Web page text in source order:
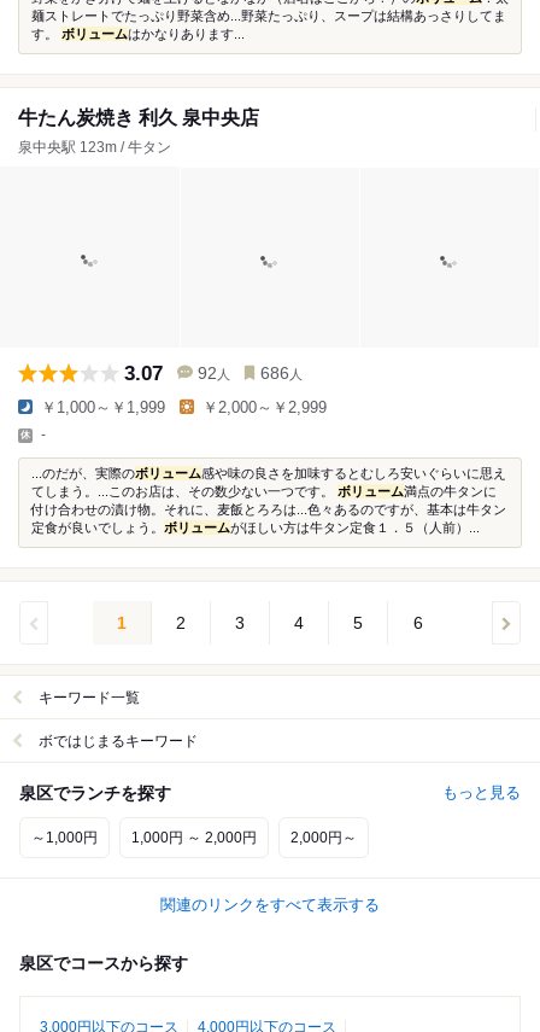
麺ストレートでたっぷり野菜含め...野菜たっぷり、スープは結構あっさりしてま
す。 ボリュームはかなりあります...
牛たん炭焼き 利久 泉中央店
泉中央駅 123m / 牛タン
3.07 92 人 686 人
￥1,000～￥1,999 ￥2,000～￥2,999
-
...のだが、実際のボリューム感や味の良さを加味するとむしろ安いぐらいに思え
てしまう。...このお店は、その数少ない一つです。 ボリューム満点の牛タンに
付け合わせの漬け物。それに、麦飯とろろは...色々あるのですが、基本は牛タン
定食が良いでしょう。 ボリュームがほしい方は牛タン定食１．５（人前）...
1 2 3 4 5 6
キーワード一覧
ボではじまるキーワード
泉区でランチを探す もっと見る
～1,000円 1,000円 ～ 2,000円 2,000円～
関連のリンクをすべて表示する
泉区でコースから探す
3,000円以下のコース
4,000円以下のコース